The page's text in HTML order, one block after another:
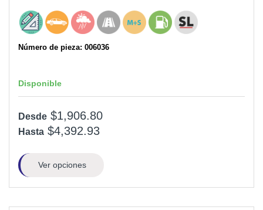
Número de pieza: 006036
Disponible
Desde $1,906.80
Hasta $4,392.93
Ver opciones